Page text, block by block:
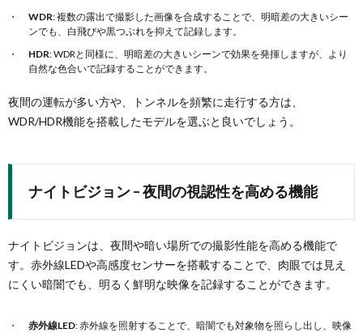
WDR: 複数の露出で撮影した画像を合成することで、明暗差の大きいシー
ンでも、白飛びや黒つぶれを抑えて記録します。
HDR: WDRと同様に、明暗差の大きいシーンで効果を発揮しますが、より
自然な色合いで記録することができます。
夜間の運転が多い方や、トンネルを頻繁に走行する方は、
WDR/HDR機能を搭載したモデルを選ぶと良いでしょう。
ナイトビジョン – 夜間の視認性を高める機能
ナイトビジョンは、夜間や暗い場所での撮影性能を高める機能で
す。赤外線LEDや高感度センサーを搭載することで、肉眼では見え
にくい暗闇でも、明るく鮮明な映像を記録することができます。
赤外線LED: 赤外線を照射することで、暗闇でも対象物を照らし出し、映像